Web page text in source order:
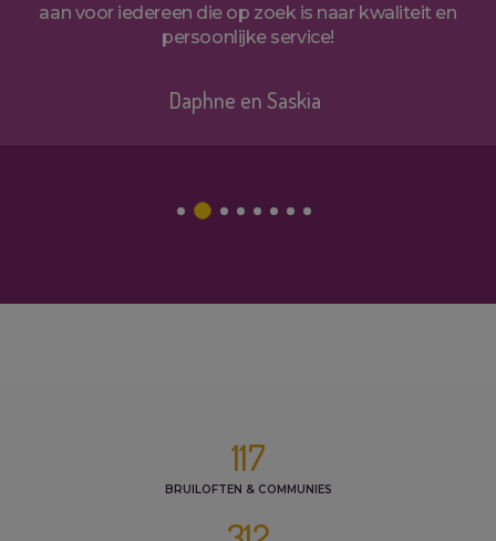
aan voor iedereen die op zoek is naar kwaliteit en
persoonlijke service!
Daphne en Saskia
117
BRUILOFTEN & COMMUNIES